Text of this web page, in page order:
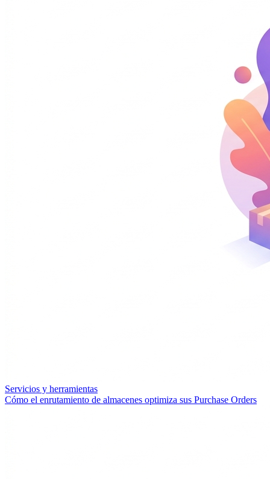
Servicios y herramientas
Cómo el enrutamiento de almacenes optimiza sus Purchase Orders